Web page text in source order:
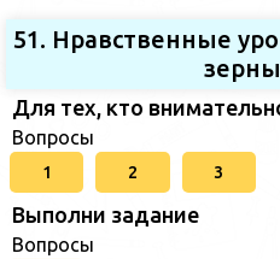
51. Нравственные
Для тех, кто
Вопросы
1 2 3
Выполни задание
Вопросы